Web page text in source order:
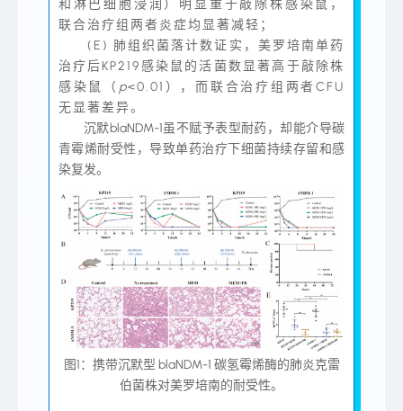
和淋巴细胞浸润）明显重于敲除株感染鼠，
联合治疗组两者炎症均显著减轻；
(E) 肺组织菌落计数证实，美罗培南单药
治疗后KP219感染鼠的活菌数显著高于敲除株
感染鼠（ p<0.01），而联合治疗组两者CFU
无显著差异。
沉默blaNDM-1虽不赋予表型耐药，却能介导碳
青霉烯耐受性，导致单药治疗下细菌持续存留和感
染复发。
图1：携带沉默型 blaNDM-1 碳氢霉烯酶的肺炎克雷
伯菌株对美罗培南的耐受性。